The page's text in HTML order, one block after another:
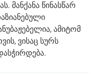
წინასწარ
ამიტომ
ვისაც სურს